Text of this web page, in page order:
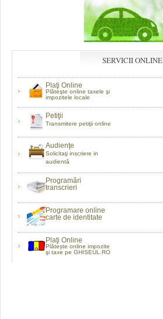
SERVICII ONLINE
Plaţi Online
Plăteşte online taxele şi
impozitele locale
Petiţii
Transmitere petiţii online
Audienţe
Solicitaţi inscriere in
audientă
Programări
transcrieri
Programare online
carte de identitate
Plaţi Online
Plătește online impozite
şi taxe pe GHISEUL.RO